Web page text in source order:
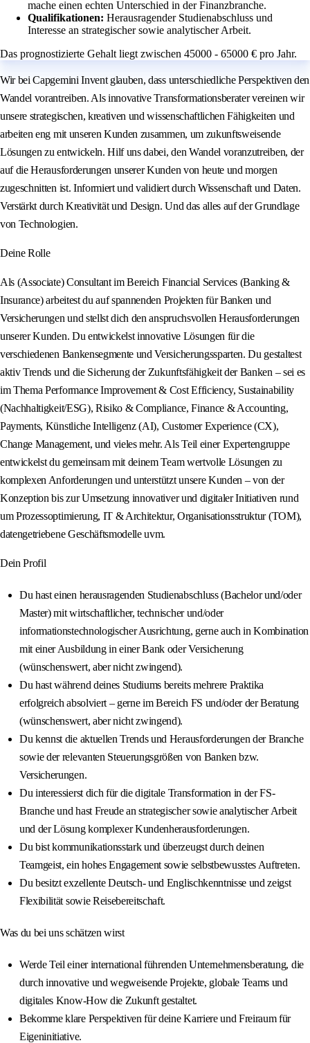
mache einen echten Unterschied in der Finanzbranche.
Qualifikationen: Herausragender Studienabschluss und
Interesse an strategischer sowie analytischer Arbeit.
Das prognostizierte Gehalt liegt zwischen 45000 - 65000 € pro Jahr.
Wir bei Capgemini Invent glauben, dass unterschiedliche Perspektiven den
Wandel vorantreiben. Als innovative Transformationsberater vereinen wir
unsere strategischen, kreativen und wissenschaftlichen Fähigkeiten und
arbeiten eng mit unseren Kunden zusammen, um zukunftsweisende
Lösungen zu entwickeln. Hilf uns dabei, den Wandel voranzutreiben, der
auf die Herausforderungen unserer Kunden von heute und morgen
zugeschnitten ist. Informiert und validiert durch Wissenschaft und Daten.
Verstärkt durch Kreativität und Design. Und das alles auf der Grundlage
von Technologien.
Deine Rolle
Als (Associate) Consultant im Bereich Financial Services (Banking &
Insurance) arbeitest du auf spannenden Projekten für Banken und
Versicherungen und stellst dich den anspruchsvollen Herausforderungen
unserer Kunden. Du entwickelst innovative Lösungen für die
verschiedenen Bankensegmente und Versicherungssparten. Du gestaltest
aktiv Trends und die Sicherung der Zukunftsfähigkeit der Banken – sei es
im Thema Performance Improvement & Cost Efficiency, Sustainability
(Nachhaltigkeit/ESG), Risiko & Compliance, Finance & Accounting,
Payments, Künstliche Intelligenz (AI), Customer Experience (CX),
Change Management, und vieles mehr. Als Teil einer Expertengruppe
entwickelst du gemeinsam mit deinem Team wertvolle Lösungen zu
komplexen Anforderungen und unterstützt unsere Kunden – von der
Konzeption bis zur Umsetzung innovativer und digitaler Initiativen rund
um Prozessoptimierung, IT & Architektur, Organisationsstruktur (TOM),
datengetriebene Geschäftsmodelle uvm.
Dein Profil
Du hast einen herausragenden Studienabschluss (Bachelor und/oder
Master) mit wirtschaftlicher, technischer und/oder
informationstechnologischer Ausrichtung, gerne auch in Kombination
mit einer Ausbildung in einer Bank oder Versicherung
(wünschenswert, aber nicht zwingend).
Du hast während deines Studiums bereits mehrere Praktika
erfolgreich absolviert – gerne im Bereich FS und/oder der Beratung
(wünschenswert, aber nicht zwingend).
Du kennst die aktuellen Trends und Herausforderungen der Branche
sowie der relevanten Steuerungsgrößen von Banken bzw.
Versicherungen.
Du interessierst dich für die digitale Transformation in der FS-
Branche und hast Freude an strategischer sowie analytischer Arbeit
und der Lösung komplexer Kundenherausforderungen.
Du bist kommunikationsstark und überzeugst durch deinen
Teamgeist, ein hohes Engagement sowie selbstbewusstes Auftreten.
Du besitzt exzellente Deutsch- und Englischkenntnisse und zeigst
Flexibilität sowie Reisebereitschaft.
Was du bei uns schätzen wirst
Werde Teil einer international führenden Unternehmensberatung, die
durch innovative und wegweisende Projekte, globale Teams und
digitales Know-How die Zukunft gestaltet.
Bekomme klare Perspektiven für deine Karriere und Freiraum für
Eigeninitiative.